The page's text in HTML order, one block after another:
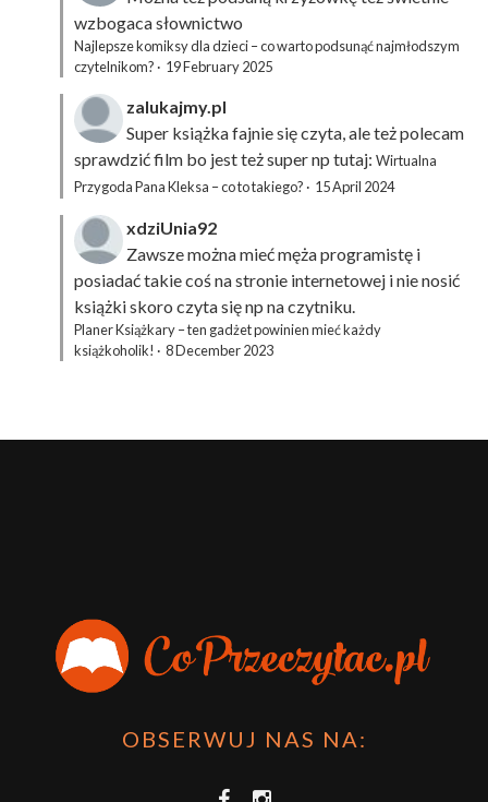
wzbogaca słownictwo
Najlepsze komiksy dla dzieci – co warto podsunąć najmłodszym
czytelnikom? · 19 February 2025
zalukajmy.pl
Super książka fajnie się czyta, ale też polecam
sprawdzić film bo jest też super np tutaj: Wirtualna
Przygoda Pana Kleksa – co to takiego? · 15 April 2024
xdziUnia92
Zawsze można mieć męża programistę i
posiadać takie coś na stronie internetowej i nie nosić
książki skoro czyta się np na czytniku.
Planer Książkary – ten gadżet powinien mieć każdy
książkoholik! · 8 December 2023
OBSERWUJ NAS NA: